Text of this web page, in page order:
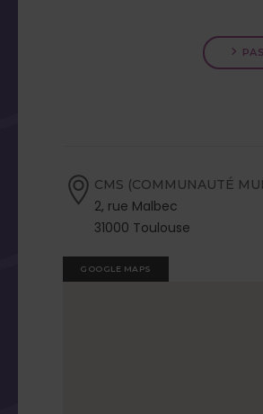
CMS (COMMUNAUTÉ
2, rue Malbec
31000 Toulouse
GOOGLE MAPS